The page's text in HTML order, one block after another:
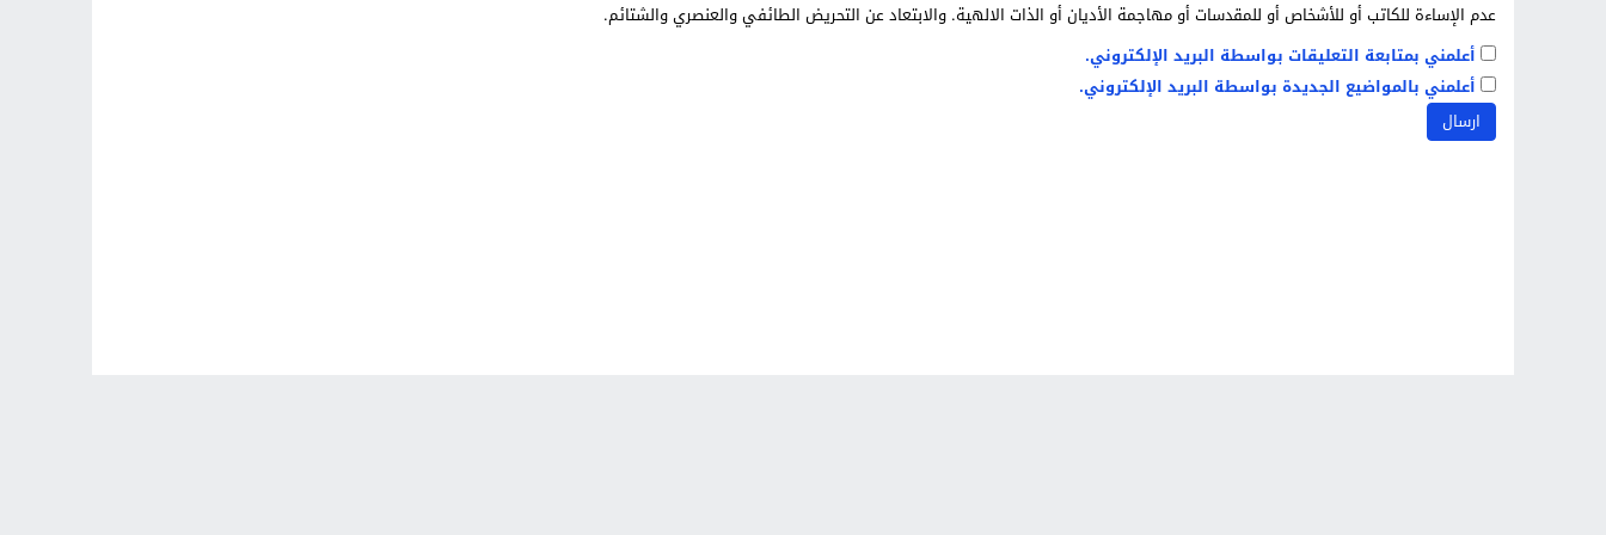
عدم الإساءة للكاتب أو للأشخاص أو للمقدسات أو مهاجمة الأديان أو الذات الالهية. والابتعاد عن التحريض الطائفي والعنصري والشتائم.
أعلمني بمتابعة التعليقات بواسطة البريد الإلكتروني.
أعلمني بالمواضيع الجديدة بواسطة البريد الإلكتروني.